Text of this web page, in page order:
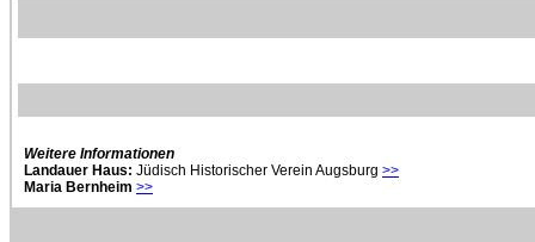
Weitere Informationen
Landauer Haus: Jüdisch Historischer Verein Augsburg >>
Maria Bernheim >>